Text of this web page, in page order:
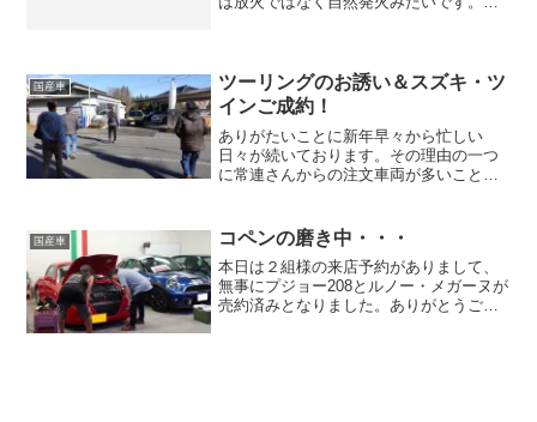
マは古いクルマではなく、...
国産車
ツーリングのお誘い＆スズキ・ツ
インご成約！
ありがたいことに新年早々から忙しい
日々が続いております。その理由の一つ
に常連さんからの注文車両が多いことが
ではなかなか難しいですからね。いつも
皆様ありがとうございま...
国産車 コペンの磨き中・・・
本日は２組様の来店予約がありまして、
無事にプジョー208とルノー・メガーヌが
売約済みとなりました。ありがとうござ